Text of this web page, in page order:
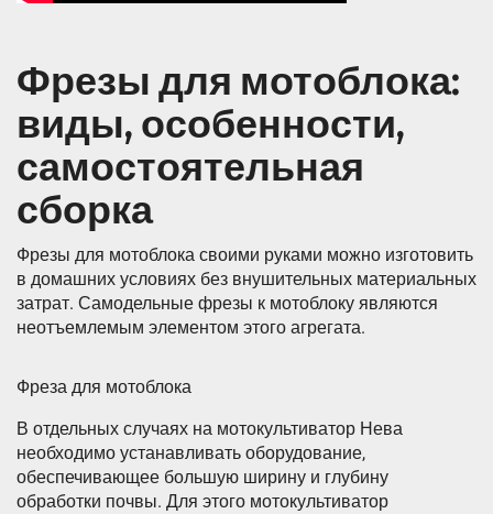
Фрезы для мотоблока:
виды, особенности,
самостоятельная
сборка
Фрезы для мотоблока своими руками можно изготовить
в домашних условиях без внушительных материальных
затрат. Самодельные фрезы к мотоблоку являются
неотъемлемым элементом этого агрегата.
Фреза для мотоблока
В отдельных случаях на мотокультиватор Нева
необходимо устанавливать оборудование,
обеспечивающее большую ширину и глубину
обработки почвы. Для этого мотокультиватор